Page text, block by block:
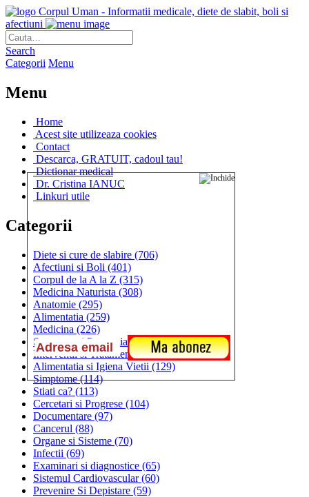
Corpul Uman - Informatii medicale, diete de slabit, boli si
afectiuni
Search
Categorii Menu
Menu
Home
Acest site utilizeaza cookies
Contact
Descarca, GRATUIT, cadoul tau!
Dictionar medical
Dr. Cristina IANUC
Linkuri utile
Categorii
Diete si cure de slabire (706)
Afectiuni si Boli (401)
Corpul de la A la Z (315)
Medicina Naturista (308)
Anatomie (295)
Alimentatia (259)
Medicina (226)
Sanatatea si Preventia(170)
Interventii si Tratamente(167)
Alimentatia si Igiena Vietii (129)
Simptome(114)
Stiati ca? (113)
Cercetari si Progrese (104)
Documentare (97)
Cancerul (88)
Organe si Sisteme (70)
Infectii (69)
Examinari si diagnostice (65)
Sistemul Cardiovascular(60)
Prevenire Si Depistare (59)